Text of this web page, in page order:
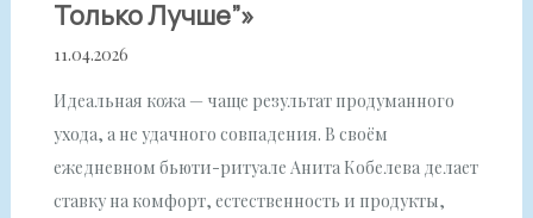
Только Лучше”»
11.04.2026
Идеальная кожа — чаще результат продуманного
ухода, а не удачного совпадения. В своём
ежедневном бьюти-ритуале Анита Кобелева делает
ставку на комфорт, естественность и продукты,